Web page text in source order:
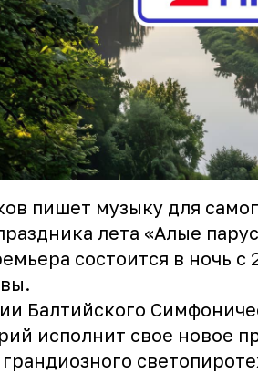
пишет музыку для
лета «Алые
состоится в ночь с
Балтийского
исполнит свое новое